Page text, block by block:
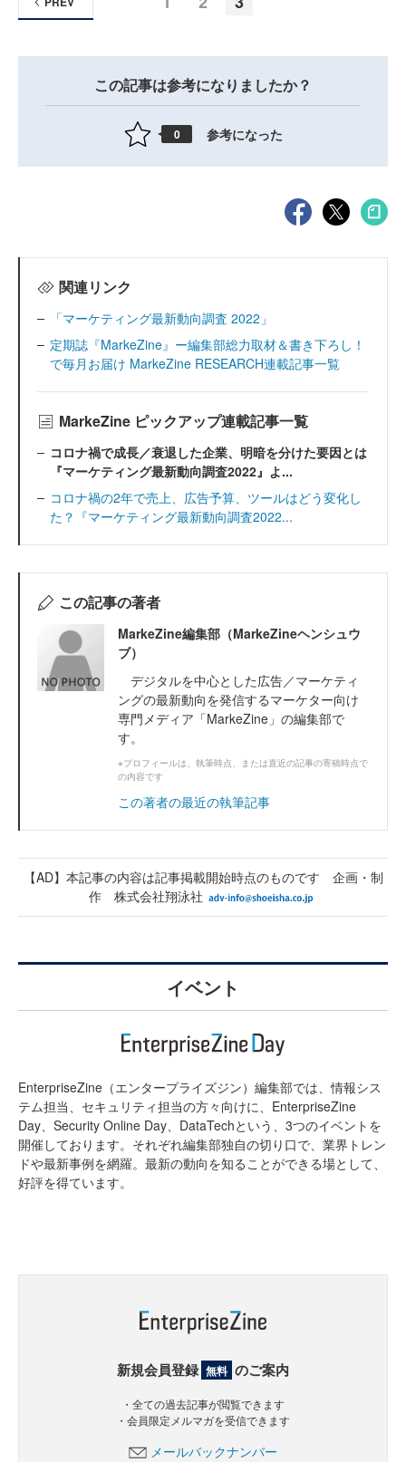
この記事は参考になりましたか？
0 参考になった
関連リンク
「マーケティング最新動向調査 2022」
定期誌『MarkeZine』ー編集部総力取材＆書き下ろし！
で毎月お届け MarkeZine RESEARCH連載記事一覧
MarkeZine ピックアップ連載記事一覧
コロナ禍で成長／衰退した企業、明暗を分けた要因とは
『マーケティング最新動向調査2022』よ...
コロナ禍の2年で売上、広告予算、ツールはどう変化し
た？『マーケティング最新動向調査2022...
この記事の著者
MarkeZine編集部（MarkeZineヘンシュウ
ブ）
デジタルを中心とした広告／マーケティ
ングの最新動向を発信するマーケター向け
専門メディア「MarkeZine」の編集部で
す。
※プロフィールは、執筆時点、または直近の記事の寄稿時点で
の内容です
この著者の最近の執筆記事
【AD】本記事の内容は記事掲載開始時点のものです 企画・制
作 株式会社翔泳社
イベント
EnterpriseZine（エンタープライズジン）編集部では、情報シス
テム担当、セキュリティ担当の方々向けに、EnterpriseZine
Day、Security Online Day、DataTechという、3つのイベントを
開催しております。それぞれ編集部独自の切り口で、業界トレン
ドや最新事例を網羅。最新の動向を知ることができる場として、
好評を得ています。
新規会員登録 無料 のご案内
・全ての過去記事が閲覧できます
・会員限定メルマガを受信できます
メールバックナンバー